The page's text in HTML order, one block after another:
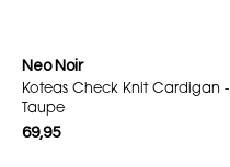
Neo Noir
Koteas Check Knit Cardigan -
Taupe
69,95